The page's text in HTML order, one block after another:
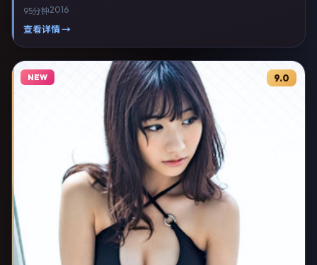
国大陆主流院线上映，随后登陆流媒体与电视端。影片在节奏、摄影与配
乐上强调沉浸体验，可作为片单推荐、影评长文与专题策划的引用素材。
95分钟2016
查看详情 →
NEW 9.0